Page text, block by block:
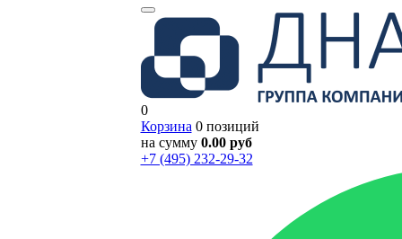
0
Корзина 0 позиций
на сумму 0.00 руб
+7 (495) 232-29-32